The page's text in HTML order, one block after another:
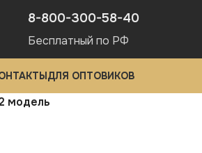
8-800-300-58-40
Бесплатный по РФ
ДЛЯ ОПТОВИКОВ
модель